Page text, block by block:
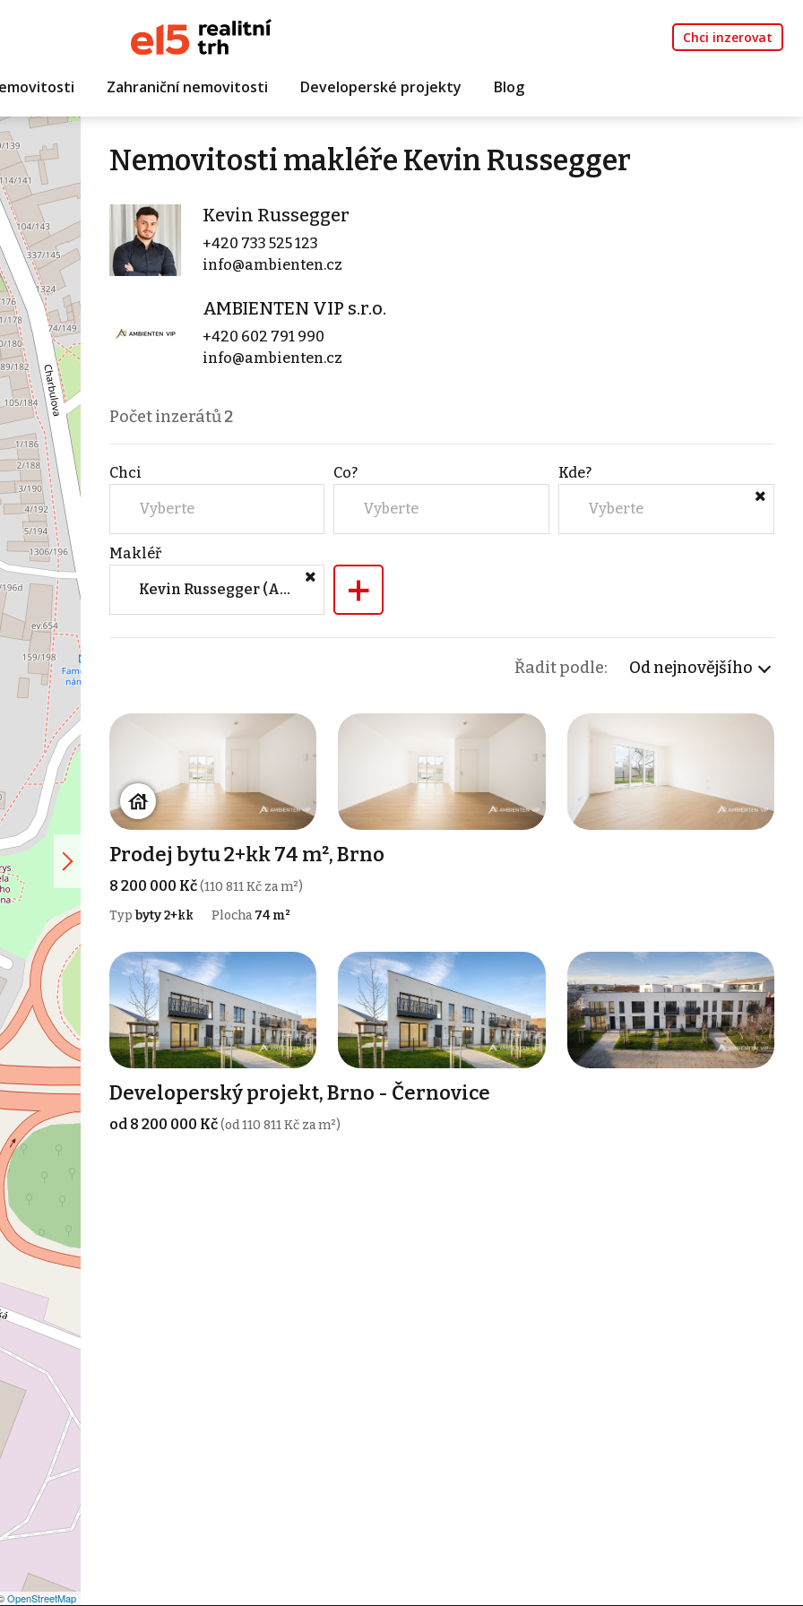
Chci inzerovat
Zahraniční nemovitosti Developerské projekty Blog
OpenStreetMap
Nemovitosti makléře Kevin Russegger
Kevin Russegger
+420 733 525 123
info@ambienten.cz
AMBIENTEN VIP s.r.o.
+420 602 791 990
info@ambienten.cz
Počet inzerátů2
Chci
Vyberte
Co?
Vyberte
Kde?
Vyberte
Makléř
Kevin Russegger (AMBIENTEN VIP s.r.o.) +
Řadit podle: Od nejnovějšího
Prodej bytu 2+kk 74 m², Brno
8 200 000 Kč(110 811 Kč za m²)
Typ byty 2+kk Plocha 74 m²
Developerský projekt, Brno - Černovice
od 8 200 000 Kč(od 110 811 Kč za m²)